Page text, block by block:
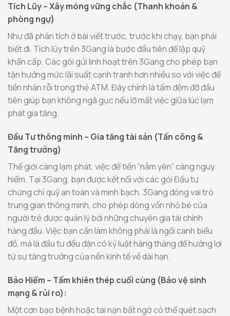
Tích Lũy – Xây móng vững chắc (Thanh khoản &
phòng ngự)
Như đã phân tích ở bài viết trước, trước khi chạy, bạn phải
biết đi. Tích lũy trên 3Gang là bước đầu tiên để lập quỹ
khẩn cấp. Các gói gửi linh hoạt trên 3Gang cho phép bạn
tận hưởng mức lãi suất cạnh tranh hơn nhiều so với việc để
tiền nhàn rỗi trong thẻ ATM. Đây chính là tấm đệm đỡ đầu
tiên giúp bạn không ngã gục nếu lỡ mất việc giữa lúc lạm
phát gia tăng.
Đầu Tư thông minh – Gia tăng tài sản (Tấn công &
Tăng trưởng)
Thế giới càng lạm phát, việc để tiền “nằm yên” càng nguy
hiểm. Tại 3Gang, bạn được kết nối với các gói Đầu tư
chứng chỉ quỹ an toàn và minh bạch. 3Gang đóng vai trò
trung gian thông minh, cho phép dòng vốn nhỏ bé của
người trẻ được quản lý bởi những chuyên gia tài chính
hàng đầu. Việc bạn cần làm không phải là ngồi canh biểu
đồ, mà là đầu tư đều đặn có kỷ luật hàng tháng để hưởng lợi
từ sự tăng trưởng của nền kinh tế về dài hạn.
Bảo Hiểm – Tấm khiên thép cuối cùng (Bảo vệ sinh
mạng & rủi ro):
Một cơn bạo bệnh hoặc tai nạn bất ngờ có thể quét sạch